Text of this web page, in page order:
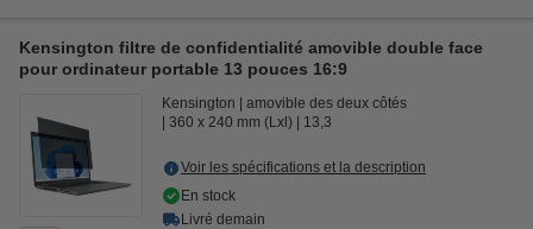
Kensington filtre de confidentialité amovible double face
pour ordinateur portable 13 pouces 16:9
Kensington
amovible des deux côtés
360 x 240 mm (Lxl)
13,3
Voir les spécifications et la description
En stock
Livré demain